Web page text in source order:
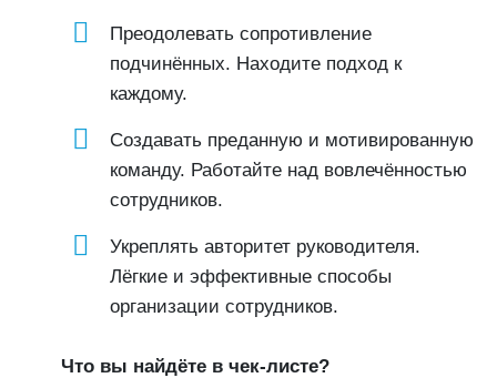
Преодолевать сопротивление
подчинённых. Находите подход к
каждому.
Создавать преданную и мотивированную
команду. Работайте над вовлечённостью
сотрудников.
Укреплять авторитет руководителя.
Лёгкие и эффективные способы
организации сотрудников.
Что вы найдёте в чек-листе?